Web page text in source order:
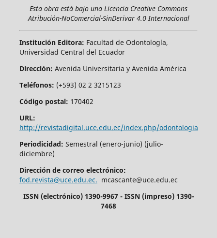
Esta obra está bajo una Licencia Creative Commons
Atribución-NoComercial-SinDerivar 4.0 Internacional
Institución Editora: Facultad de Odontología,
Universidad Central del Ecuador
Dirección: Avenida Universitaria y Avenida América
Teléfonos: (+593) 02 2 3215123
Código postal: 170402
URL:
http://revistadigital.uce.edu.ec/index.php/odontologia
Periodicidad: Semestral (enero-junio) (julio-
diciembre)
Dirección de correo electrónico:
fod.revista@uce.edu.ec. mcascante@uce.edu.ec
ISSN (electrónico) 1390-9967 - ISSN (impreso) 1390-
7468